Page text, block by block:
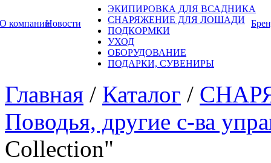
О компанииНовости
ЭКИПИРОВКА ДЛЯ ВСАДНИКА
СНАРЯЖЕНИЕ ДЛЯ ЛОШАДИ
ПОДКОРМКИ
УХОД
ОБОРУДОВАНИЕ
ПОДАРКИ, СУВЕНИРЫ
Главная / Каталог /
Поводья, другие с-ва
Collection"